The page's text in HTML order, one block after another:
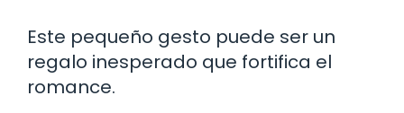
Este pequeño gesto puede ser un
regalo inesperado que fortifica el
romance.